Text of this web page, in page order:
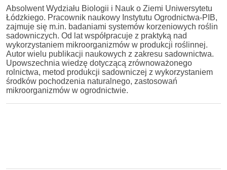
Absolwent Wydziału Biologii i Nauk o Ziemi Uniwersytetu
Łódzkiego. Pracownik naukowy Instytutu Ogrodnictwa-PIB,
zajmuje się m.in. badaniami systemów korzeniowych roślin
sadowniczych. Od lat współpracuje z praktyką nad
wykorzystaniem mikroorganizmów w produkcji roślinnej.
Autor wielu publikacji naukowych z zakresu sadownictwa.
Upowszechnia wiedzę dotyczącą zrównoważonego
rolnictwa, metod produkcji sadowniczej z wykorzystaniem
środków pochodzenia naturalnego, zastosowań
mikroorganizmów w ogrodnictwie.